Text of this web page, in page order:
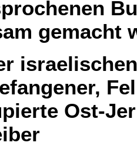
gemacht
Ost-